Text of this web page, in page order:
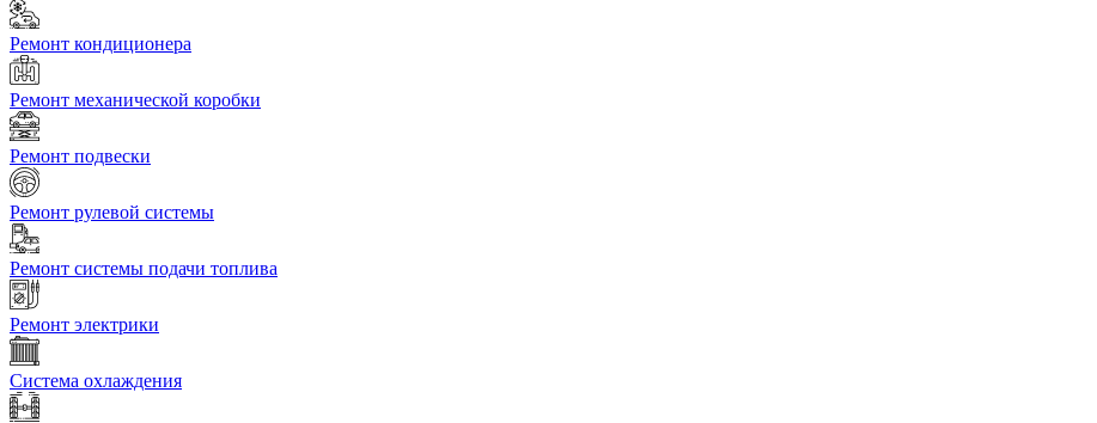
Ремонт кондиционера
Ремонт механической коробки
Ремонт подвески
Ремонт рулевой системы
Ремонт системы подачи топлива
Ремонт электрики
Система охлаждения